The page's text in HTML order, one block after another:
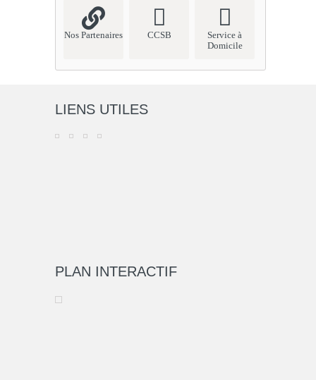
Nos Partenaires CCSB
Service à
Domicile
LIENS UTILES
PLAN INTERACTIF